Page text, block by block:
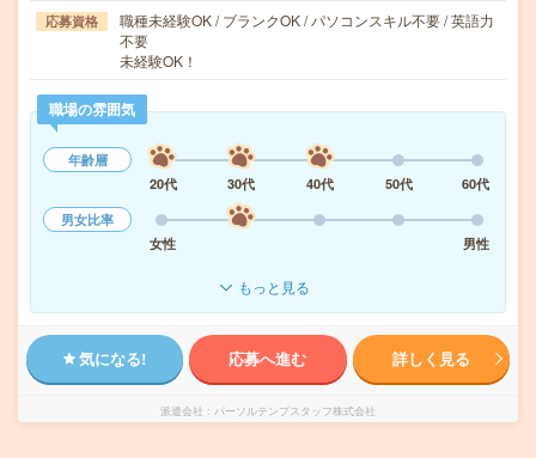
応募資格
職種未経験OK / ブランクOK / パソコンスキル不要 / 英語力
不要
未経験OK！
職場の雰囲気
年齢層
20代
30代 40代 50代
60代
男女比率
女性
男性
もっと見る
気になる! 応募へ進む 詳しく見る
派遣会社 パーソルテンプスタッフ株式会社